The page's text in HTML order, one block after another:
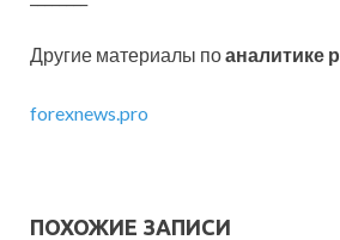
Другие материалы поаналитике
forexnews.pro
ПОХОЖИЕ ЗАПИСИ